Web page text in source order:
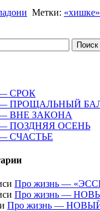
Метки: «хишке»
— СРОК
— ПРОЩАЛЬНЫЙ
— ВНЕ ЗАКОНА
— ПОЗДНЯЯ ОСЕНЬ
— СЧАСТЬЕ
Про жизнь —
Про жизнь —
Про жизнь —